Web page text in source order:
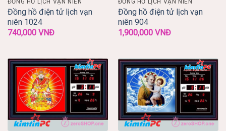
ĐỒNG HỒ LỊCH VẠN NIÊN
Đồng hồ điện tử lịch vạn
niên 1024
740,000 VNĐ
ĐỒNG HỒ LỊCH VẠN NIÊN
Đồng hồ điện tử lịch vạn
niên 904
1,900,000 VNĐ